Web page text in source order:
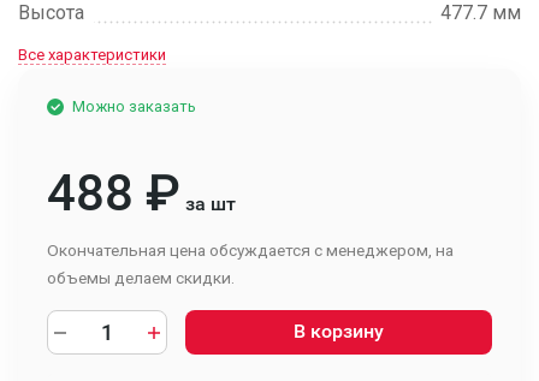
Высота
477.7 мм
Все характеристики
Можно заказать
488 ₽ за шт
Окончательная цена обсуждается с менеджером, на
объемы делаем скидки.
В корзину